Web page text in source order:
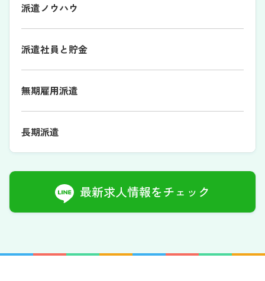
派遣ノウハウ
派遣社員と貯金
無期雇用派遣
長期派遣
最新求人情報をチェック